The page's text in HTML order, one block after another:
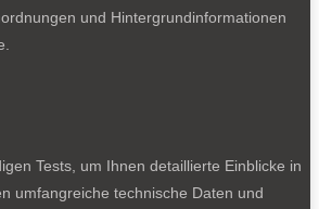
und Hintergrundinformationen
Tests, um Ihnen detaillierte Einblicke in
umfangreiche technische Daten und